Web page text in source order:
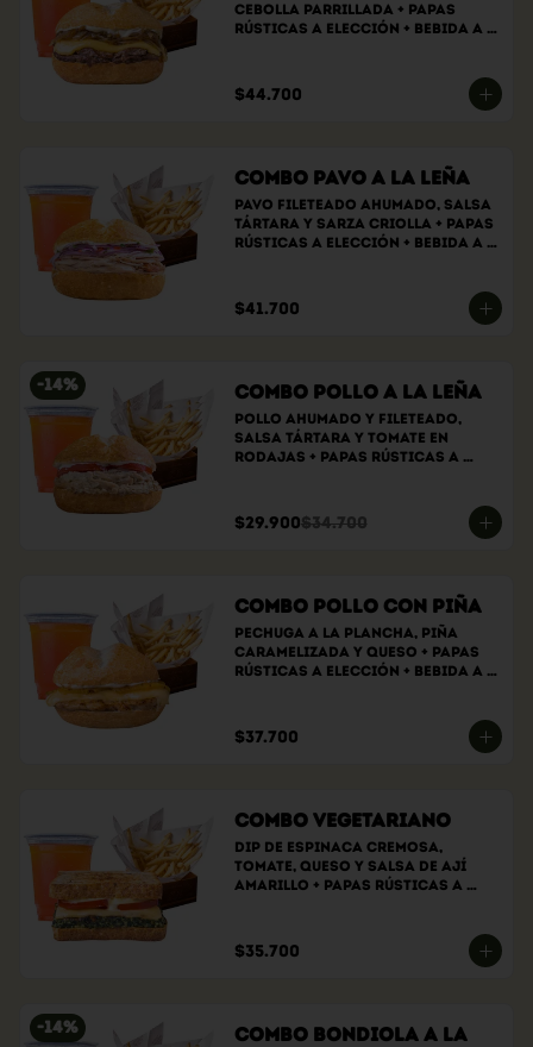
cebolla parrillada + papas
rústicas a elección + bebida a
$44.700
Combo Pavo a la Leña
Pavo fileteado ahumado, salsa
tártara y sarza criolla + papas
rústicas a elección + bebida a
$41.700
-14% Combo Pollo a la Leña
Pollo ahumado y fileteado,
Salsa tártara y tomate en
rodajas + papas rústicas a
$29.900$34.700
Combo Pollo con Piña
Pechuga a la plancha, piña
caramelizada y queso + papas
rústicas a elección + bebida a
$37.700
Combo Vegetariano
Dip de espinaca cremosa,
tomate, queso y salsa de ají
amarillo + papas rústicas a
$35.700
-14% Combo bondiola a la